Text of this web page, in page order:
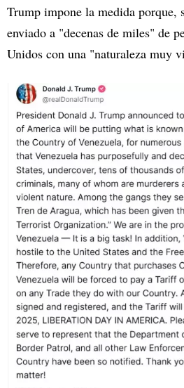
Trump impone la medida porque,
enviado a "decenas de miles" de
Unidos con una "naturaleza muy